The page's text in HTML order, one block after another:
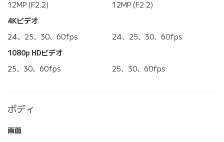
12MP (F2.2)
12MP (F2.2)
4Kビデオ
24、25、30、60fps
24、25、30、60fps
1080p HDビデオ
25、30、60fps
25、30、60fps
ボディ
画面